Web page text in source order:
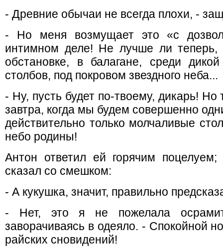
- Древние обычаи не всегда плохи, -
- Но меня возмущает это «с
интимном деле! Не лучше ли теперь,
обстановке, в балагане, среди
столбов, под покровом звездного неба...
- Ну, пусть будет по-твоему, дикарь! Но
завтра, когда мы будем совершенно
действительно только молчаливые
небо родины!
Антон ответил ей горячим
сказал со смешком:
- А кукушка, значит, правильно
- Нет, это я не пожелала
заворачиваясь в одеяло. - Спокойной
райских сновидений!